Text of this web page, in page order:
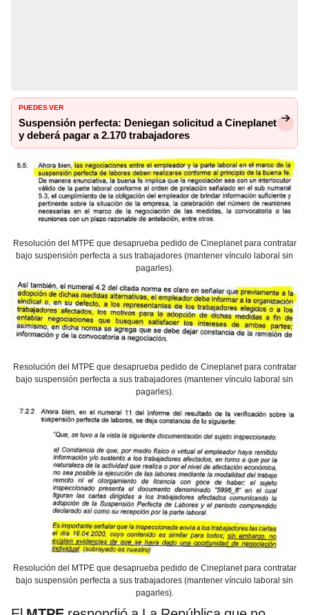
PUEDES VER
Suspensión perfecta: Deniegan solicitud a Cineplanet
y deberá pagar a 2.170 trabajadores
Resolución del MTPE que desaprueba pedido de Cineplanet para contratar
bajo suspensión perfecta a sus trabajadores (mantener vínculo laboral sin
pagarles).
Resolución del MTPE que desaprueba pedido de Cineplanet para contratar
bajo suspensión perfecta a sus trabajadores (mantener vínculo laboral sin
pagarles).
Resolución del MTPE que desaprueba pedido de Cineplanet para contratar
bajo suspensión perfecta a sus trabajadores (mantener vínculo laboral sin
pagarles).